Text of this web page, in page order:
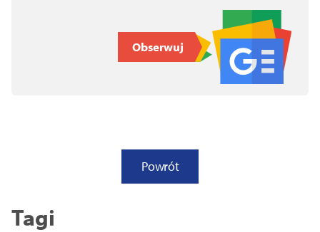
Obserwuj
Powrót
Tagi